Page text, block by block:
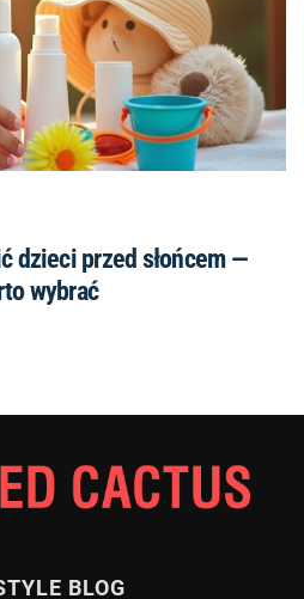
dzieci przed słońcem —
wybrać
BLOG